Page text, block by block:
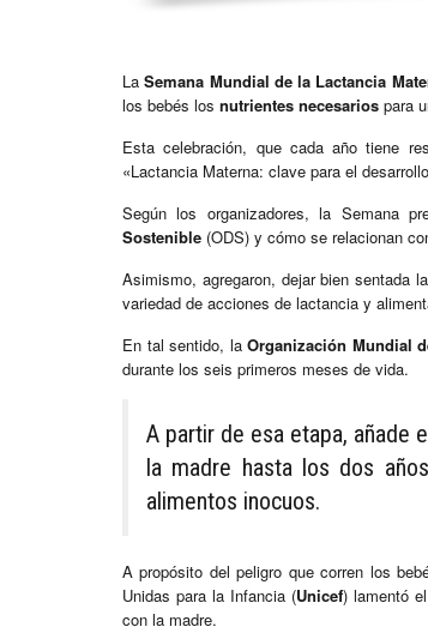
LaSemana Mundial de la Lactancia
los bebés los nutrientes necesarios para
Esta celebración, que cada año tiene
«Lactancia Materna: clave para el
Según los organizadores, la Semana
Sostenible (ODS) y cómo se relacionan
Asimismo, agregaron, dejar bien sentada
variedad de acciones de lactancia y
En tal sentido, la Organización Mundial
durante los seis primeros meses de vida.
A partir de esa etapa, añade
la madre hasta los dos
alimentos inocuos.
A propósito del peligro que corren los
Unidas para la Infancia (Unicef) lamentó
con la madre.